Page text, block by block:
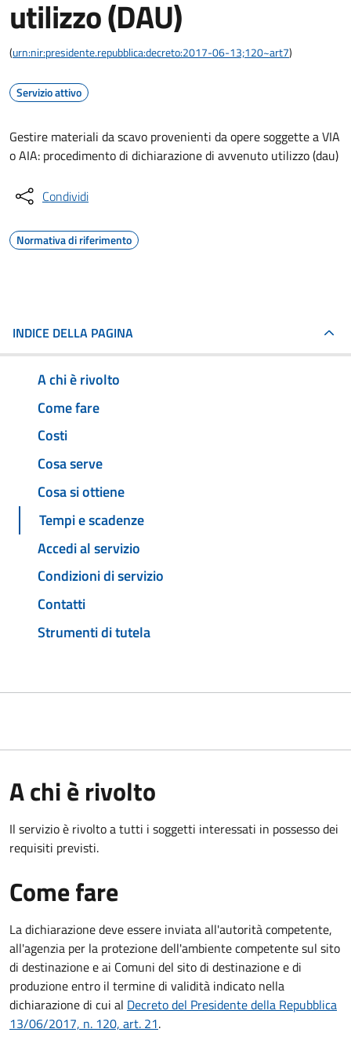
utilizzo (DAU)
(urn:nir:presidente.repubblica:decreto:2017-06-13;120~art7)
Servizio attivo
Gestire materiali da scavo provenienti da opere soggette a VIA
o AIA: procedimento di dichiarazione di avvenuto utilizzo (dau)
Condividi
Normativa di riferimento
INDICE DELLA PAGINA
A chi è rivolto
Come fare
Costi
Cosa serve
Cosa si ottiene
Tempi e scadenze
Accedi al servizio
Condizioni di servizio
Contatti
Strumenti di tutela
A chi è rivolto
Il servizio è rivolto a tutti i soggetti interessati in possesso dei
requisiti previsti.
Come fare
La dichiarazione deve essere inviata all'autorità competente,
all'agenzia per la protezione dell'ambiente competente sul sito
di destinazione e ai Comuni del sito di destinazione e di
produzione entro il termine di validità indicato nella
dichiarazione di cui al Decreto del Presidente della Repubblica
13/06/2017, n. 120, art. 21.